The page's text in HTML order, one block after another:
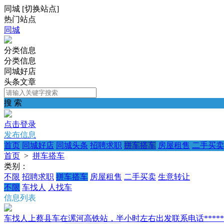
同城 [切换站点]
热门站点
同城
分类信息
分类信息
同城好店
头条文章
搜 索
点击登录
发布信息
首页 同城好店 同城头条 招聘求职 拼车搭车 房屋租售 二手买卖
首页 > 拼车搭车
类别：
不限 招聘求职 拼车搭车 房屋租售 二手买卖 生意转让
不限 车找人
人找车
信息列表
车找人上蔡县车在漯河高铁站，半小时左右出发联系电话